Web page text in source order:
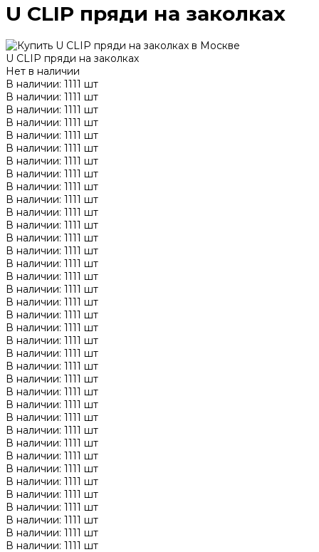
U CLIP пряди на заколках
U CLIP пряди на заколках
Нет в наличии
В наличии: 1111 шт
В наличии: 1111 шт
В наличии: 1111 шт
В наличии: 1111 шт
В наличии: 1111 шт
В наличии: 1111 шт
В наличии: 1111 шт
В наличии: 1111 шт
В наличии: 1111 шт
В наличии: 1111 шт
В наличии: 1111 шт
В наличии: 1111 шт
В наличии: 1111 шт
В наличии: 1111 шт
В наличии: 1111 шт
В наличии: 1111 шт
В наличии: 1111 шт
В наличии: 1111 шт
В наличии: 1111 шт
В наличии: 1111 шт
В наличии: 1111 шт
В наличии: 1111 шт
В наличии: 1111 шт
В наличии: 1111 шт
В наличии: 1111 шт
В наличии: 1111 шт
В наличии: 1111 шт
В наличии: 1111 шт
В наличии: 1111 шт
В наличии: 1111 шт
В наличии: 1111 шт
В наличии: 1111 шт
В наличии: 1111 шт
В наличии: 1111 шт
В наличии: 1111 шт
В наличии: 1111 шт
В наличии: 1111 шт